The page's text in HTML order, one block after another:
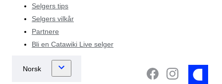
Selgers tips
Selgers vilkår
Partnere
Bli en Catawiki Live selger